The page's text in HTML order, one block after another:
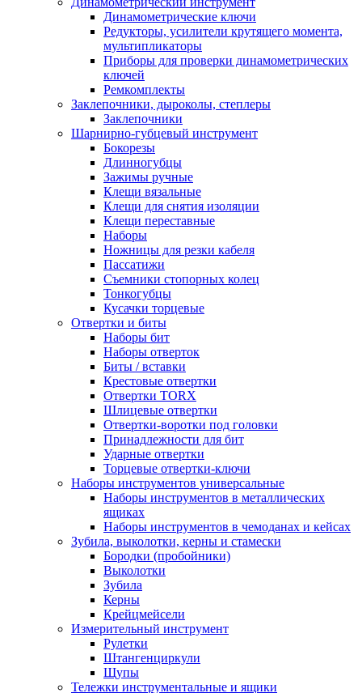
Динамометрические ключи
Редукторы, усилители крутящего момента,
мультипликаторы
Приборы для проверки динамометрических
ключей
Ремкомплекты
Заклепочники, дыроколы, степлеры
Заклепочники
Шарнирно-губцевый инструмент
Бокорезы
Длинногубцы
Зажимы ручные
Клещи вязальные
Клещи для снятия изоляции
Клещи переставные
Наборы
Ножницы для резки кабеля
Пассатижи
Съемники стопорных колец
Тонкогубцы
Кусачки торцевые
Отвертки и биты
Наборы бит
Наборы отверток
Биты / вставки
Крестовые отвертки
Отвертки TORX
Шлицевые отвертки
Отвертки-воротки под головки
Принадлежности для бит
Ударные отвертки
Торцевые отвертки-ключи
Наборы инструментов универсальные
Наборы инструментов в металлических
ящиках
Наборы инструментов в чемоданах и кейсах
Зубила, выколотки, керны и стамески
Бородки (пробойники)
Выколотки
Зубила
Керны
Крейцмейсели
Измерительный инструмент
Рулетки
Штангенциркули
Щупы
Тележки инструментальные и ящики